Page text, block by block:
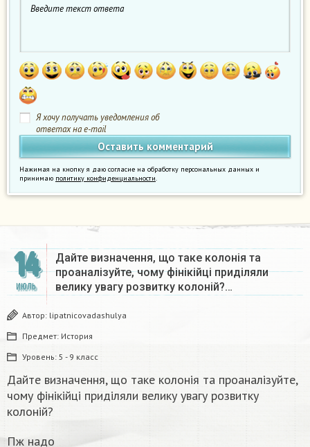
Я хочу получать уведомления об
ответах на e-mail
Нажимая на кнопку я даю согласие на обработку персональных данных и
принимаю политику конфиденциальности.
14
ИЮЛЬ
Дайте визначення, що таке колонія та
проаналізуйте, чому фінікійці приділяли
велику увагу розвитку колоній?…
Автор: lipatnicovadashulya
Предмет: История
Уровень: 5 - 9 класс
Дайте визначення, що таке колонія та проаналізуйте,
чому фінікійці приділяли велику увагу розвитку
колоній?
Пж надо